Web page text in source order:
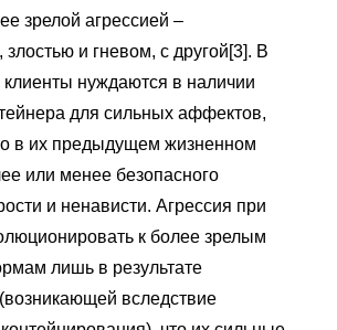
зрелой агрессией –
и гневом, с другой[3]. В
нуждаются в наличии
для сильных аффектов,
в их предыдущем жизненном
или менее безопасного
и ненависти. Агрессия при
к более зрелым
лишь в результате
вследствие